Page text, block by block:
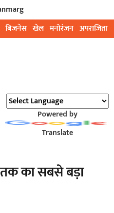
बिजनेस खेल मनोरंजन अपराजिता
Powered by
Translate
का सबसे बड़ा